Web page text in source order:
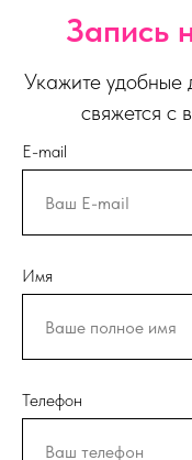
Запись
Укажите
свяжется с
E-mail
Имя
Телефон